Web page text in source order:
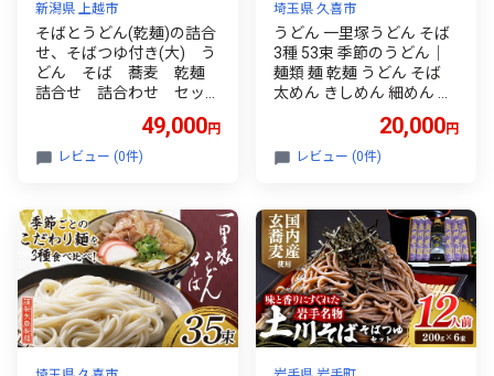
新潟県 上越市
そばとうどん(乾麺)の詰合
せ、そばつゆ付き(大) う
どん そば 蕎麦 乾麺
詰合せ 詰合わせ セッ
49,000円
レビュー (0件)
埼玉県 久喜市
うどん 一里塚うどん そば
3種 53束 季節のうどん｜
麺類 麺 乾麺 うどん そば
太めん きしめん 細めん 冷
比べ 美味しい おいしい コ
シ 矢島製麺 老舗 食品 物価
久喜市
20,000円
レビュー (0件)